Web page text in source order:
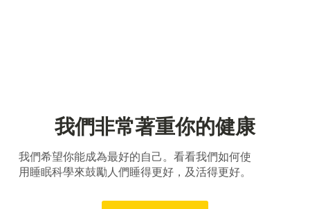
我們非常著重你的健康
我們希望你能成為最好的自己。看看我們如何使
用睡眠科學來鼓勵人們睡得更好，及活得更好。